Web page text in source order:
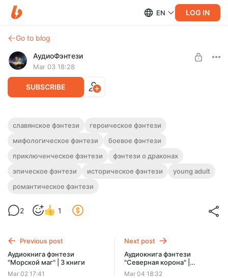
EN LOG IN
Go to blog
АудиоФэнтези
Mar 03 18:28
SUBSCRIBE
Аудиокнига фэнтези "Змееборец"
Полная версия.
Слушайте эту и другие фэнтези-аудиокниги полностью, без
рекламы и любых ограничений!
Level required:
UNLOCK WITH DISCOUNT
$2.44
Billed every 12 months.
The discount applies to the first 12 months only.
славянское фэнтези
героическое фэнтези
мифологическое фэнтези
боевое фэнтези
приключенческое фэнтези
фэнтези о драконах
эпическое фэнтези
историческое фэнтези
young adult
романтическое фэнтези
2 1
Previous post
Аудиокнига фэнтези
"Морской маг" | 3 книги
Mar 02 17:41
Next post
Аудиокнига фэнтези
"Северная корона" |
Трилогия
Mar 04 18:32